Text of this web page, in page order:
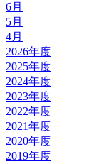
6月
5月
4月
2026年度
2025年度
2024年度
2023年度
2022年度
2021年度
2020年度
2019年度